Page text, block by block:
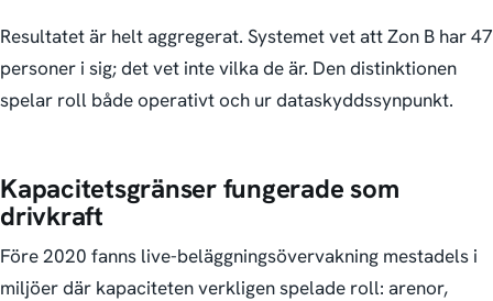
Resultatet är helt aggregerat. Systemet vet att Zon B har 47
personer i sig; det vet inte vilka de är. Den distinktionen
spelar roll både operativt och ur dataskydds­synpunkt.
Kapacitets­gränser fungerade som
drivkraft
Före 2020 fanns live-beläggnings­övervakning mestadels i
miljöer där kapaciteten verkligen spelade roll: arenor,